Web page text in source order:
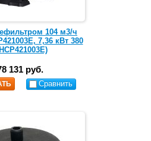
104 м3/ч
7,36 кВт 380
131 руб.
Сравнить